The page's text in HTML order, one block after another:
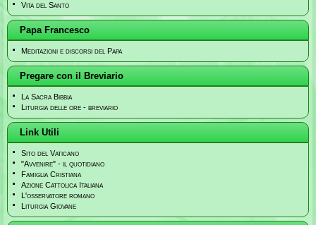
Vita del Santo
Papa Francesco
Meditazioni e discorsi del Papa
Pregare con il Breviario
La Sacra Bibbia
Liturgia delle ore - breviario
Link Utili
Sito del Vaticano
"Avvenire" - il quotidiano
Famiglia Cristiana
Azione Cattolica Italiana
L'osservatore romano
Liturgia Giovane